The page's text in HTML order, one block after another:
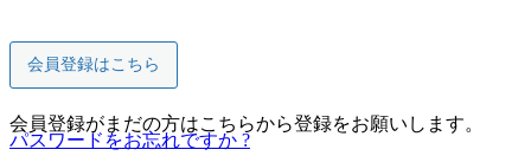
会員登録はこちら
会員登録がまだの方はこちらから登録をお願いします。
パスワードをお忘れですか ?